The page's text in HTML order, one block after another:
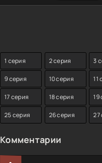
1 серия 2 серия 3
9 серия 10 серия 11
17 серия 18 серия 19
25 серия 26 серия 27
Комментарии